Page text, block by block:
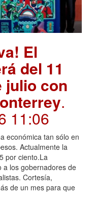
El
del 11
julio con
.
11:06
económica tan sólo en
Actualmente la
por ciento.La
a los gobernadores de
Cortesía,
de un mes para que